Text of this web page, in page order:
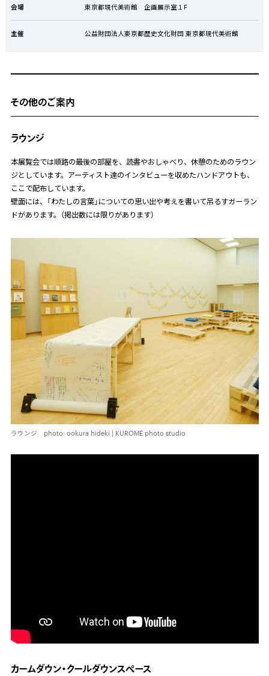
会場 東京都現代美術館 企画展示室１F
主催 公益財団法人東京都歴史文化財団 東京都現代美術館
その他のご案内
ラウンジ
本展覧会では順路の最後の部屋を、読書やおしゃべり、休憩のためのラウン
ジとしています。アーティスト達のインタビューを収めたハンドアウトも、
ここで配布しています。
壁面には、「わたしの言葉」についての思い出や考えを書いて吊るすガーラン
ドがあります。（掲出数には限りがあります）
ラウンジ photo: ookura hideki | KUROME photo studio
カームダウン・クールダウンスぺース